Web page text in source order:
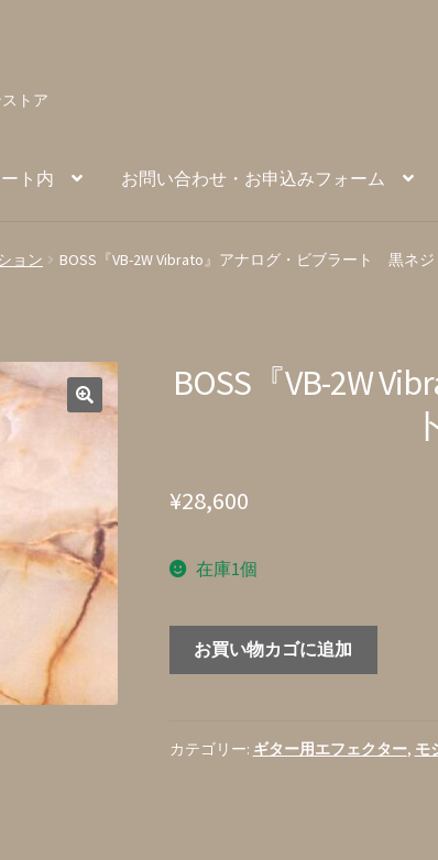
トア
ト内 お問い合わせ・お申込みフォーム
合わせ・お申込みフォーム
ョン BOSS『VB-2W Vibrato』アナログ・ビブラート 黒ネジ
BOSS『VB-2W
¥28,600
在庫1個
BOSS『VB-
ナ
お買い物カゴに追加
カテゴリー: ギター用エフェクター, モ